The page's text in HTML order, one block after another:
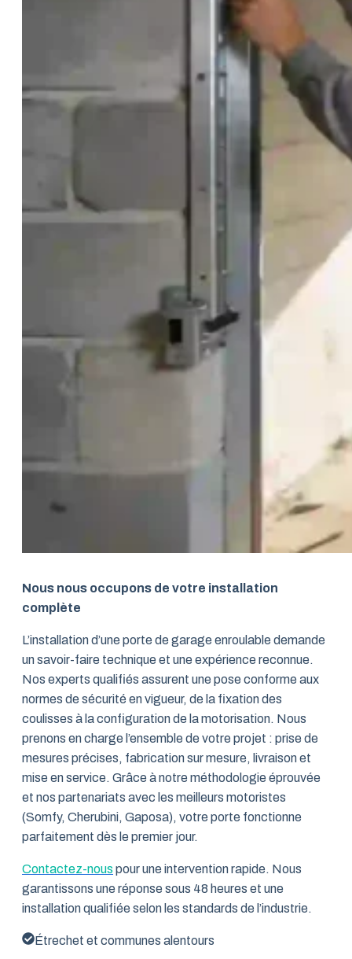
Nous nous occupons de votre installation
complète
L’installation d’une porte de garage enroulable demande
un savoir-faire technique et une expérience reconnue.
Nos experts qualifiés assurent une pose conforme aux
normes de sécurité en vigueur, de la fixation des
coulisses à la configuration de la motorisation. Nous
prenons en charge l’ensemble de votre projet : prise de
mesures précises, fabrication sur mesure, livraison et
mise en service. Grâce à notre méthodologie éprouvée
et nos partenariats avec les meilleurs motoristes
(Somfy, Cherubini, Gaposa), votre porte fonctionne
parfaitement dès le premier jour.
Contactez-nous pour une intervention rapide. Nous
garantissons une réponse sous 48 heures et une
installation qualifiée selon les standards de l’industrie.
Étrechet et communes alentours